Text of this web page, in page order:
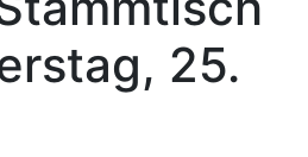
25.